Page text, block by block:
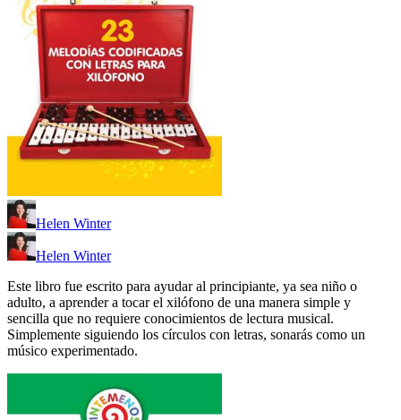
Helen Winter
Helen Winter
Este libro fue escrito para ayudar al principiante, ya sea niño o
adulto, a aprender a tocar el xilófono de una manera simple y
sencilla que no requiere conocimientos de lectura musical.
Simplemente siguiendo los círculos con letras, sonarás como un
músico experimentado.